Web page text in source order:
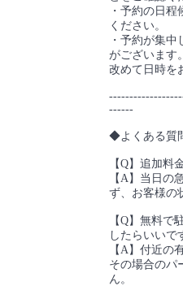
・予約の日
ください。
・予約が集
がございます
改めて日時を
------
◆よくある質
【Q】追加料
【A】当日の
ず、お客様の
【Q】無料で
したらいいで
【A】付近の
その場合のパ
ん。